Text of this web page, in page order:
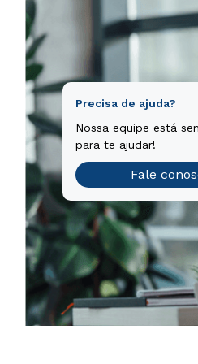
Precisa de ajuda?
Nossa equipe está
para te ajudar!
Fale